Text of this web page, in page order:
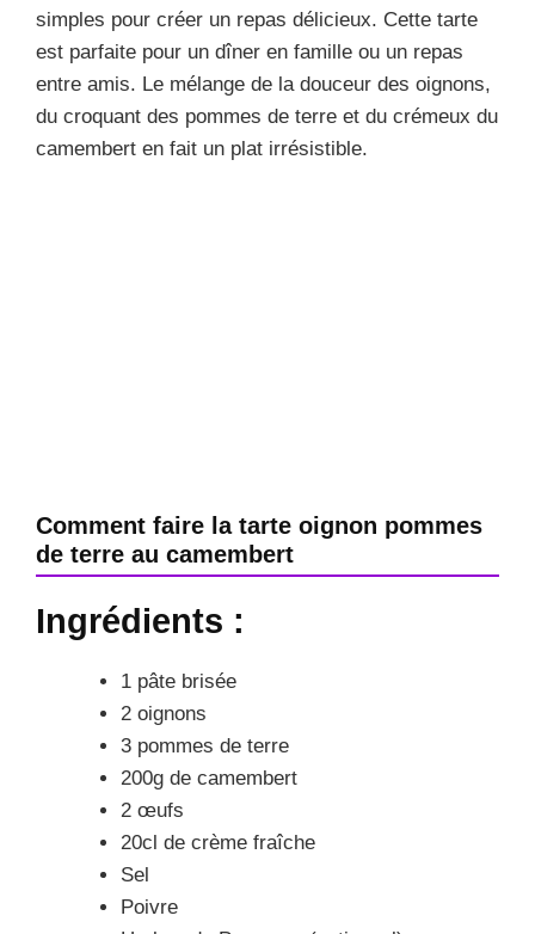
simples pour créer un repas délicieux. Cette tarte
est parfaite pour un dîner en famille ou un repas
entre amis. Le mélange de la douceur des oignons,
du croquant des pommes de terre et du crémeux du
camembert en fait un plat irrésistible.
Comment faire la tarte oignon pommes
de terre au camembert
Ingrédients :
1 pâte brisée
2 oignons
3 pommes de terre
200g de camembert
2 œufs
20cl de crème fraîche
Sel
Poivre